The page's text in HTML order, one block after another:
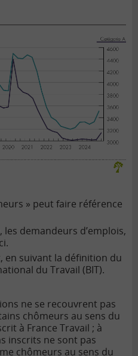
» peut faire référence
les demandeurs d’emplois,
en suivant la définition du
du Travail (BIT).
ne se recouvrent pas
chômeurs au sens du
à France Travail ; à
inscrits ne sont pas
chômeurs au sens du